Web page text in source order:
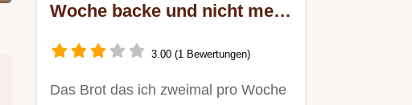
Woche backe und nicht mehr
3.00 (1 Bewertungen)
Das Brot das ich zweimal pro Woche